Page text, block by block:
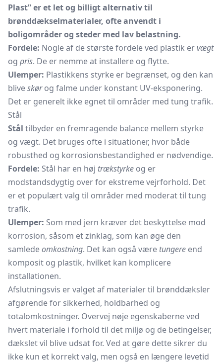
Plast” er et let og billigt alternativ til
brønddækselmaterialer, ofte anvendt i
boligområder og steder med lav belastning.
Fordele: Nogle af de største fordele ved plastik ervægt
og pris. De er nemme at installere og flytte.
Ulemper: Plastikkens styrke er begrænset, og den kan
bliveskørog falme under konstant UV-eksponering.
Det er generelt ikke egnet til områder med tung trafik.
Stål
Stål tilbyder en fremragende balance mellem styrke
og vægt. Det bruges ofte i situationer, hvor både
robusthed og korrosionsbestandighed er nødvendige.
Fordele: Stål har en høj trækstyrke og er
modstandsdygtig over for ekstreme vejrforhold. Det
er et populært valg til områder med moderat til tung
trafik.
Ulemper: Som med jern kræver det beskyttelse mod
korrosion, såsom et zinklag, som kan øge den
samledeomkostning. Det kan også være tungere end
komposit og plastik, hvilket kan komplicere
installationen.
Afslutningsvis er valget af materialer til brønddæksler
afgørende for sikkerhed, holdbarhed og
totalomkostninger. Overvej nøje egenskaberne ved
hvert materiale i forhold til det miljø og de betingelser,
dækslet vil blive udsat for. Ved at gøre dette sikrer du
ikke kun et korrekt valg, men også en længere levetid